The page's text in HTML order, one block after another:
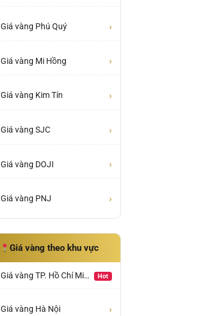
Giá vàng Phú Quý ›
Giá vàng Mi Hồng ›
Giá vàng Kim Tín ›
Giá vàng SJC ›
Giá vàng DOJI ›
Giá vàng PNJ ›
Giá vàng theo khu vực
Giá vàng TP. Hồ Chí Minh Hot
Giá vàng Hà Nội ›